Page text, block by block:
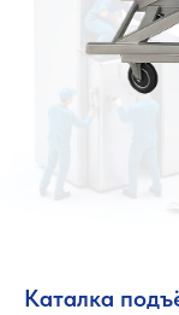
Каталка